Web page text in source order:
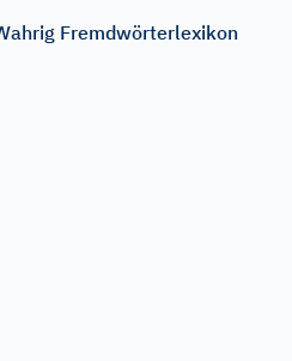
Fremdwörterlexikon